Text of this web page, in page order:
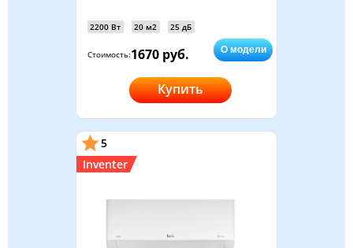
2200 Вт 20 м2 25 дБ
Стоимость:1670 руб. О модели
Купить
5
Inventer